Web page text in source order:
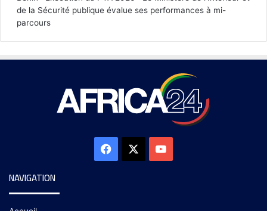
de la Sécurité publique évalue ses performances à mi-
parcours
NAVIGATION